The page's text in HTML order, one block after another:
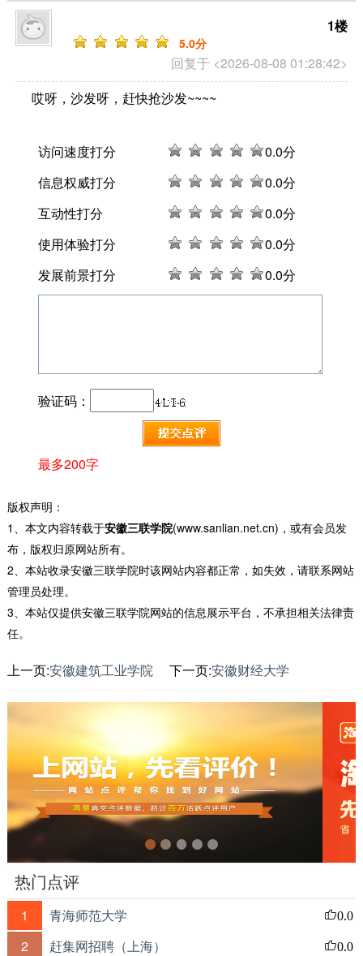
回复于 <2026-08-08 01:28:42>
1楼
5.0分
哎呀，沙发呀，赶快抢沙发~~~~
访问速度打分 0.0分
信息权威打分
0.0分
互动性打分
0.0分
使用体验打分
0.0分
发展前景打分
0.0分
验证码：
最多200字
版权声明：
1、本文内容转载于安徽三联学院(www.sanlian.net.cn)，或有会员发
布，版权归原网站所有。
2、本站收录安徽三联学院时该网站内容都正常，如失效，请联系网站
管理员处理。
3、本站仅提供安徽三联学院网站的信息展示平台，不承担相关法律责
任。
上一页:安徽建筑工业学院 下一页:安徽财经大学
热门点评
1 青海师范大学 0.0
2 赶集网招聘（上海） 0.0